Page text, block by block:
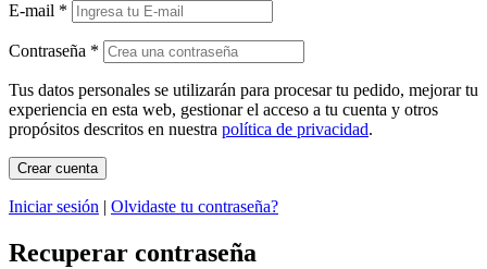
E-mail *
Contraseña *
Tus datos personales se utilizarán para procesar tu pedido, mejorar tu
experiencia en esta web, gestionar el acceso a tu cuenta y otros
propósitos descritos en nuestra política de privacidad.
Iniciar sesión | Olvidaste tu contraseña?
Recuperar contraseña